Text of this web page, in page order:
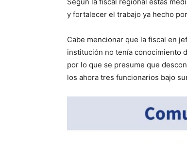
y fortalecer el trabajo ya hecho
Cabe mencionar que la fiscal en
institución no tenía conocimiento
por lo que se presume que
los ahora tres funcionarios bajo